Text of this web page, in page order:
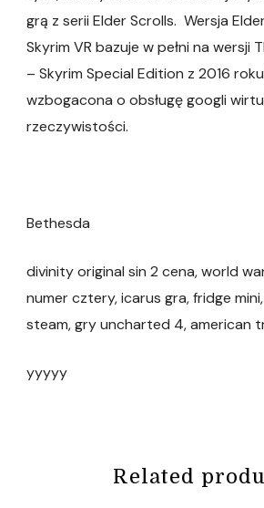
grą z serii Elder Scrolls. Wersja
Skyrim VR bazuje w pełni na wersji
– Skyrim Special Edition z 2016
wzbogacona o obsługę googli
rzeczywistości.
Bethesda
divinity original sin 2 cena, world
numer cztery, icarus gra, fridge
steam, gry uncharted 4, american
yyyyy
Related